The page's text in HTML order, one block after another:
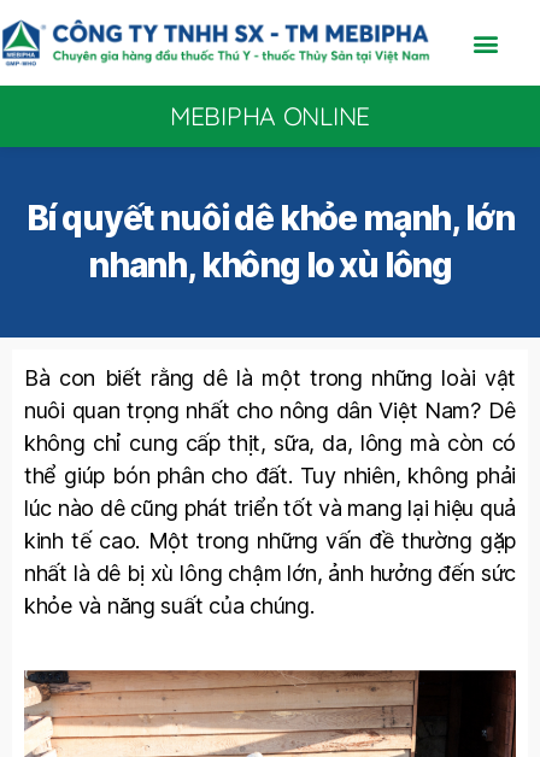
MEBIPHA ONLINE
Bí quyết nuôi dê khỏe mạnh, lớn
nhanh, không lo xù lông
Bà con biết rằng dê là một trong những loài vật
nuôi quan trọng nhất cho nông dân Việt Nam? Dê
không chỉ cung cấp thịt, sữa, da, lông mà còn có
thể giúp bón phân cho đất. Tuy nhiên, không phải
lúc nào dê cũng phát triển tốt và mang lại hiệu quả
kinh tế cao. Một trong những vấn đề thường gặp
nhất là dê bị xù lông chậm lớn, ảnh hưởng đến sức
khỏe và năng suất của chúng.